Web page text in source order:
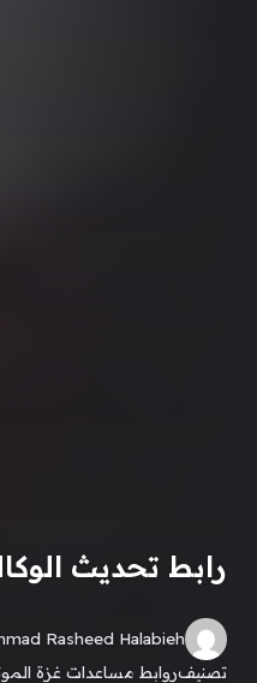
رابط تحديث الوكالة
Rasheed Halabieh
تصنيفروابط مساعدات غزة